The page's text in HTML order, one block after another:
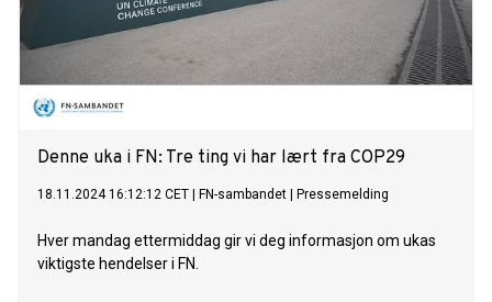
Denne uka i FN: Tre ting vi har lært fra COP29
18.11.2024 16:12:12 CET FN-sambandet Pressemelding
Hver mandag ettermiddag gir vi deg informasjon om ukas
viktigste hendelser i FN.